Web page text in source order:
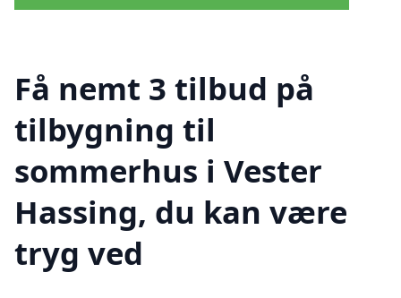
Få nemt 3 tilbud på
tilbygning til
sommerhus i Vester
Hassing, du kan være
tryg ved